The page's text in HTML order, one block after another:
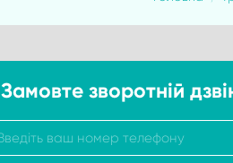
Замовте зворотній